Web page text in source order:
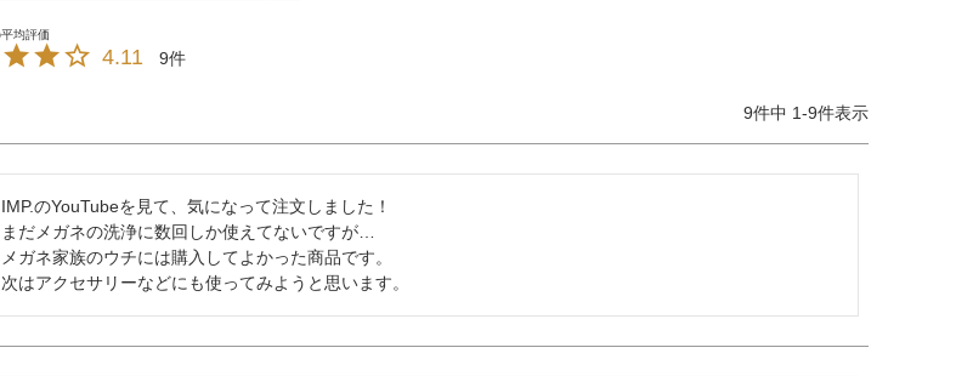
4.11 9
9件中 1-9件表示
IMP.のYouTubeを見て、気になって注文しました！
まだメガネの洗浄に数回しか使えてないですが…
メガネ家族のウチには購入してよかった商品です。
次はアクセサリーなどにも使ってみようと思います。